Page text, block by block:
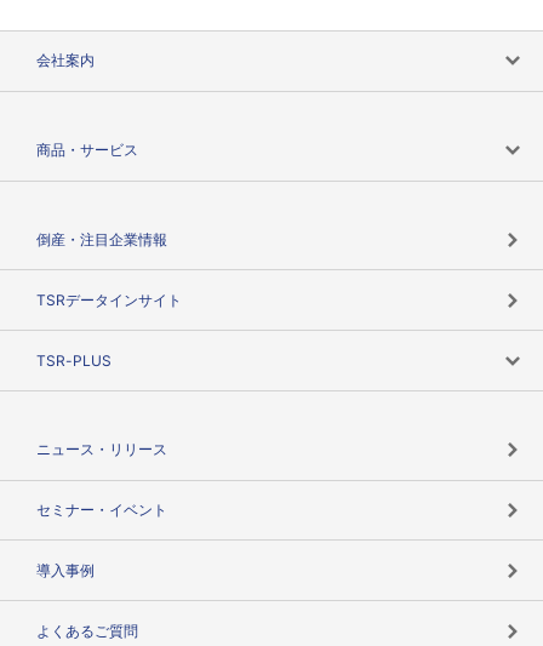
会社案内
商品・サービス
倒産・注目企業情報
TSRデータインサイト
TSR-PLUS
ニュース・リリース
セミナー・イベント
導入事例
よくあるご質問